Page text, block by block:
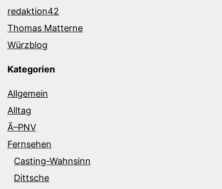
redaktion42
Thomas Matterne
Würzblog
Kategorien
Allgemein
Alltag
Ã–PNV
Fernsehen
Casting-Wahnsinn
Dittsche